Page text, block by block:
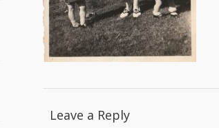
Leave a Reply